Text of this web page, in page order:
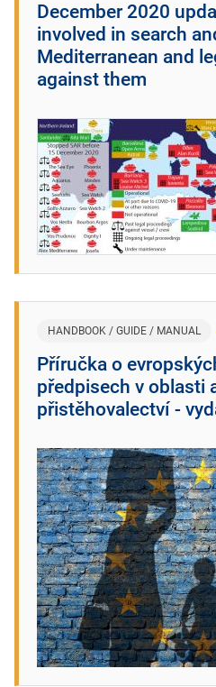
December 2020
involved in search
Mediterranean and
against them
HANDBOOK / GUIDE / MANUAL
Příručka o
předpisech v oblasti
přistěhovalectví -